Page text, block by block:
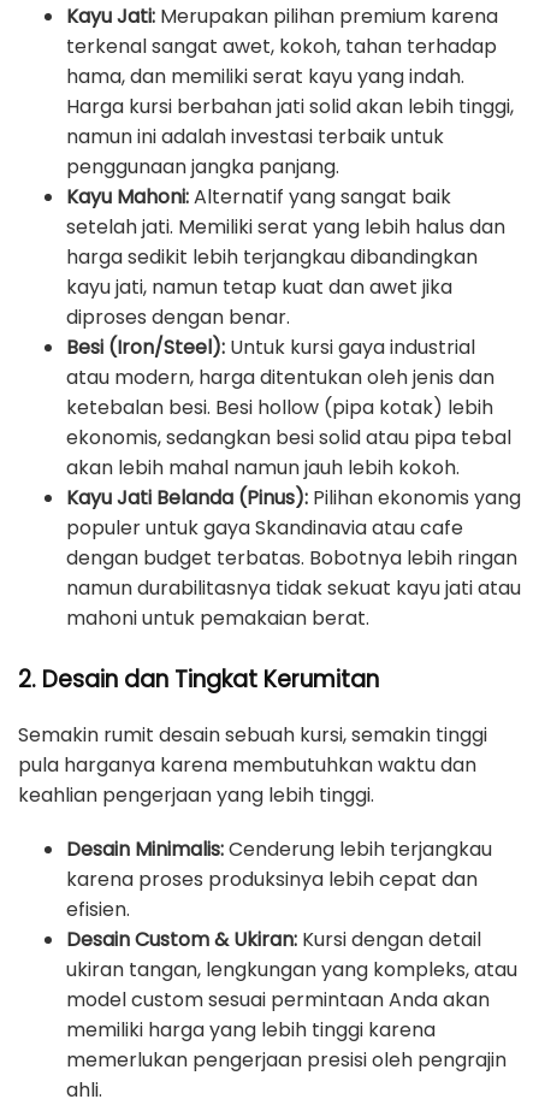
Kayu Jati: Merupakan pilihan premium karena
terkenal sangat awet, kokoh, tahan terhadap
hama, dan memiliki serat kayu yang indah.
Harga kursi berbahan jati solid akan lebih tinggi,
namun ini adalah investasi terbaik untuk
penggunaan jangka panjang.
Kayu Mahoni:Alternatif yang sangat baik
setelah jati. Memiliki serat yang lebih halus dan
harga sedikit lebih terjangkau dibandingkan
kayu jati, namun tetap kuat dan awet jika
diproses dengan benar.
Besi (Iron/Steel): Untuk kursi gaya industrial
atau modern, harga ditentukan oleh jenis dan
ketebalan besi. Besi hollow (pipa kotak) lebih
ekonomis, sedangkan besi solid atau pipa tebal
akan lebih mahal namun jauh lebih kokoh.
Kayu Jati Belanda (Pinus): Pilihan ekonomis yang
populer untuk gaya Skandinavia atau cafe
dengan budget terbatas. Bobotnya lebih ringan
namun durabilitasnya tidak sekuat kayu jati atau
mahoni untuk pemakaian berat.
2. Desain dan Tingkat Kerumitan
Semakin rumit desain sebuah kursi, semakin tinggi
pula harganya karena membutuhkan waktu dan
keahlian pengerjaan yang lebih tinggi.
Desain Minimalis:Cenderung lebih terjangkau
karena proses produksinya lebih cepat dan
efisien.
Desain Custom & Ukiran: Kursi dengan detail
ukiran tangan, lengkungan yang kompleks, atau
model custom sesuai permintaan Anda akan
memiliki harga yang lebih tinggi karena
memerlukan pengerjaan presisi oleh pengrajin
ahli.